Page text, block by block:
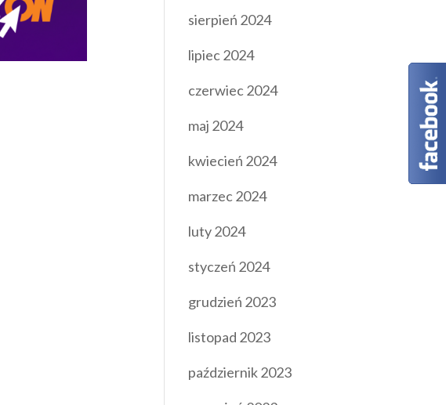
sierpień 2024
lipiec 2024
czerwiec 2024
maj 2024
kwiecień 2024
marzec 2024
luty 2024
styczeń 2024
grudzień 2023
listopad 2023
październik 2023